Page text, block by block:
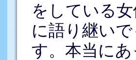
をしている
に語り継い
す。本当に